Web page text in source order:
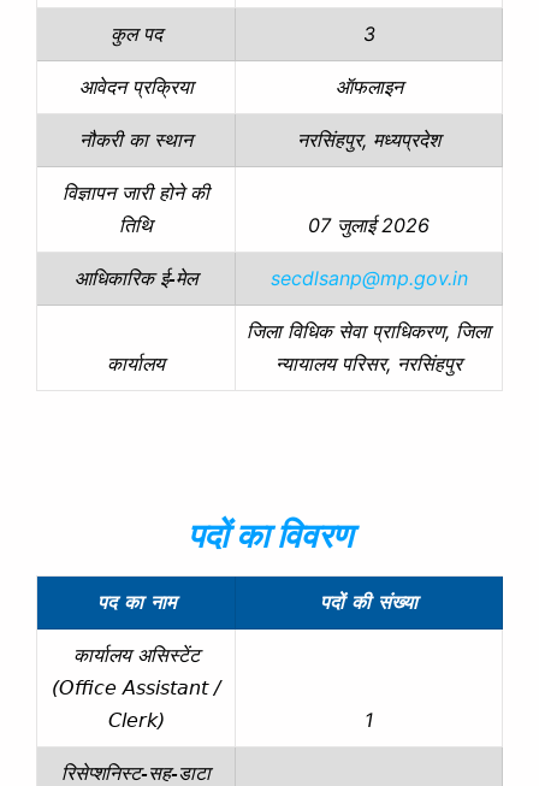
कुल पद 3
आवेदन प्रक्रिया ऑफलाइन
नौकरी का स्थान नरसिंहपुर, मध्यप्रदेश
विज्ञापन जारी होने की
तिथि
07 जुलाई 2026
आधिकारिक ई-मेल secdlsanp@mp.gov.in
कार्यालय
जिला विधिक सेवा प्राधिकरण, जिला
न्यायालय परिसर, नरसिंहपुर
पदों का विवरण
पद का नाम पदों की संख्या
कार्यालय असिस्टेंट
(Office Assistant /
Clerk)
1
रिसेप्शनिस्ट-सह-डाटा